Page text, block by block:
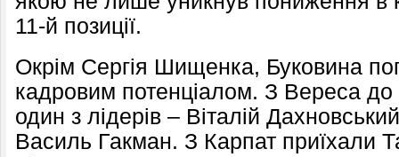
11-й позиції.
Окрім Сергія Шищенка, Буковина
кадровим потенціалом. З Вереса
один з лідерів – Віталій
Василь Гакман. З Карпат приїхали